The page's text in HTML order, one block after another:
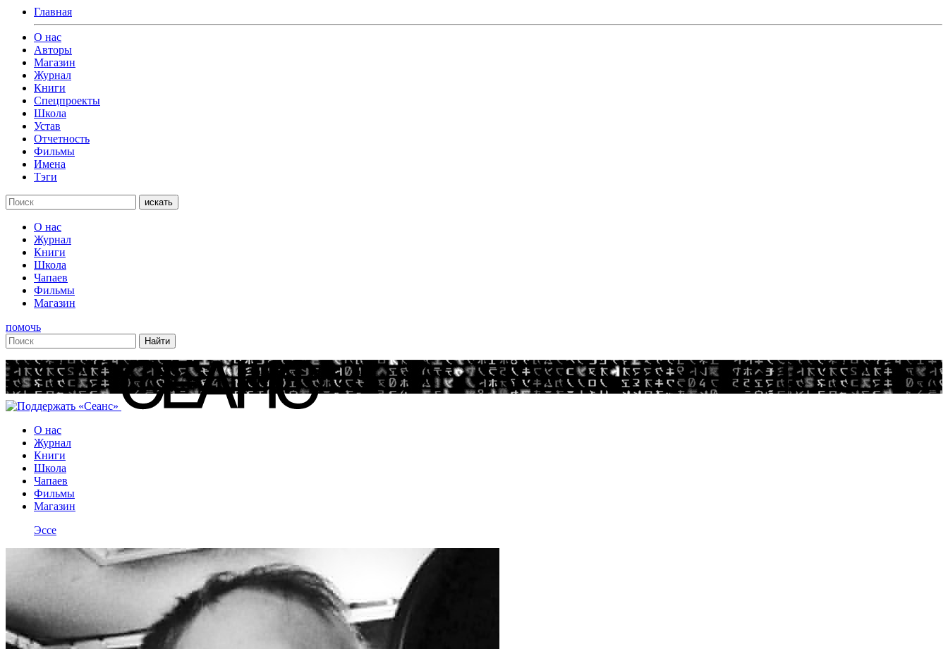
Главная
О нас
Авторы
Магазин
Журнал
Книги
Спецпроекты
Школа
Устав
Отчетность
Фильмы
Имена
Тэги
искать
О нас
Журнал
Книги
Школа
Чапаев
Фильмы
Магазин
помочь
О нас
Журнал
Книги
Школа
Чапаев
Фильмы
Магазин
Эссе